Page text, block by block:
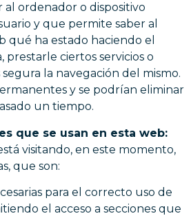
ordenador o dispositivo
y que permite saber al
qué ha estado haciendo el
prestarle ciertos servicios o
la navegación del mismo.
y se podrían eliminar
un tiempo.
que se usan en esta web:
visitando, en este momento,
que son:
para el correcto uso de
el acceso a secciones que